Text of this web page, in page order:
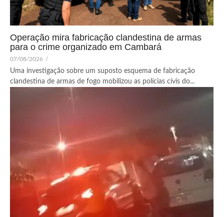
Operação mira fabricação clandestina de armas
para o crime organizado em Cambará
07/08/2026 /
Uma investigação sobre um suposto esquema de fabricação
clandestina de armas de fogo mobilizou as polícias civis do...